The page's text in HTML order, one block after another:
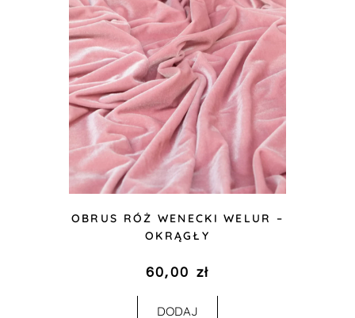
OBRUS RÓŻ WENECKI WELUR –
OKRĄGŁY
60,00 zł
DODAJ